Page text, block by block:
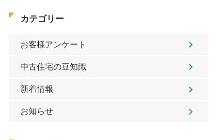
カテゴリー
お客様アンケート
中古住宅の豆知識
新着情報
お知らせ